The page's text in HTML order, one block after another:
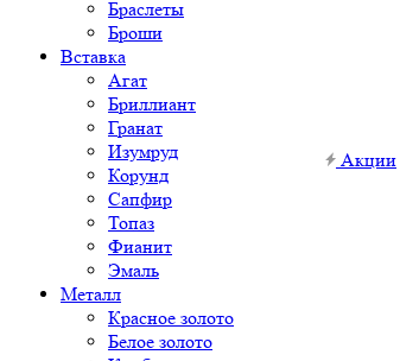
Браслеты
Броши
Вставка
Агат
Бриллиант
Гранат
Изумруд
Корунд
Сапфир
Топаз
Фианит
Эмаль
Металл
Красное золото
Белое золото
Акции